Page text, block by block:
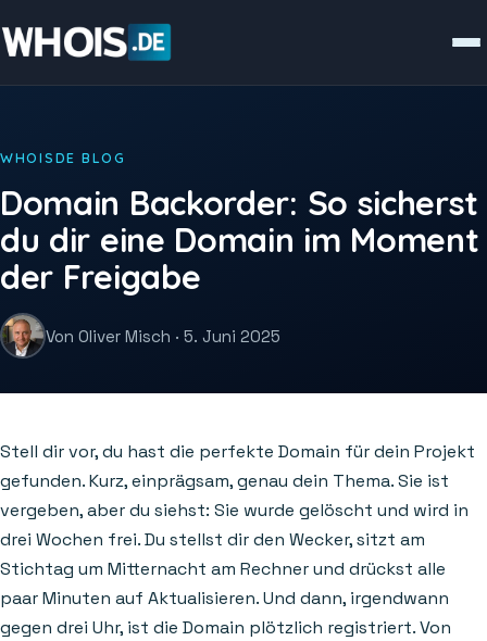
WHOISDE BLOG
Domain Backorder: So sicherst
du dir eine Domain im Moment
der Freigabe
Von Oliver Misch · 5. Juni 2025
Stell dir vor, du hast die perfekte Domain für dein Projekt
gefunden. Kurz, einprägsam, genau dein Thema. Sie ist
vergeben, aber du siehst: Sie wurde gelöscht und wird in
drei Wochen frei. Du stellst dir den Wecker, sitzt am
Stichtag um Mitternacht am Rechner und drückst alle
paar Minuten auf Aktualisieren. Und dann, irgendwann
gegen drei Uhr, ist die Domain plötzlich registriert. Von